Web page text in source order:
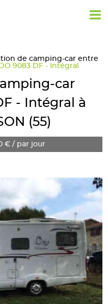
de camping-car entre
9083 DF - Intégral
car
- Intégral à
(55)
€ / par jour